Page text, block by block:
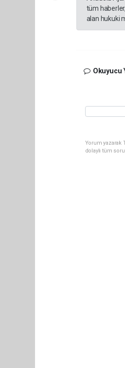
tüm
alan hukuki
Okuyucu
Yorum yazarak
dolaylı tüm